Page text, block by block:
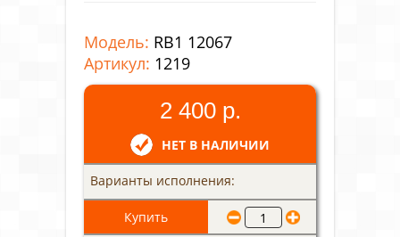
Модель: RB1 12067
Артикул: 1219
2 400 р.
НЕТ В НАЛИЧИИ
Варианты исполнения: